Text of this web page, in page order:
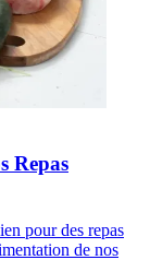
Repas
pour des repas
de nos